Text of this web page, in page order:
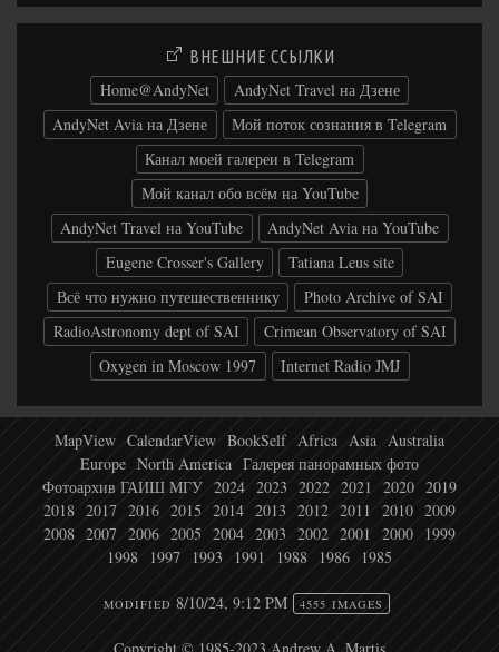
ВНЕШНИЕ ССЫЛКИ
Home@AndyNet
AndyNet Travel на Дзене
AndyNet Avia на Дзене
Мой поток сознания в Telegram
Канал моей галереи в Telegram
Мой канал обо всём на YouTube
AndyNet Travel на YouTube
AndyNet Avia на YouTube
Eugene Crosser's Gallery
Tatiana Leus site
Всё что нужно путешественнику
Photo Archive of SAI
RadioAstronomy dept of SAI
Crimean Observatory of SAI
Oxygen in Moscow 1997
Internet Radio JMJ
MapView CalendarView BookSelf Africa Asia Australia
Europe North America Галерея панорамных фото
Фотоархив ГАИШ МГУ 2024 2023 2022 2021 2020 2019
2018 2017 2016 2015 2014 2013 2012 2011 2010 2009
2008 2007 2006 2005 2004 2003 2002 2001 2000 1999
1998
1997 1993 1991 1988 1986 1985
MODIFIED 8/10/24, 9:12 PM 4555 IMAGES